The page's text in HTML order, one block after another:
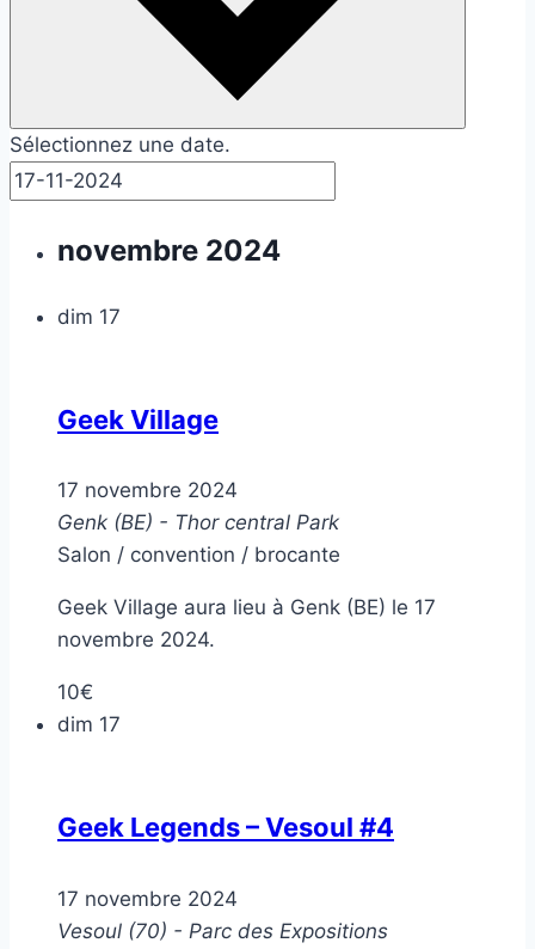
Sélectionnez une date.
novembre 2024
dim 17
Geek Village
17 novembre 2024
Genk (BE) - Thor central Park
Salon / convention / brocante
Geek Village aura lieu à Genk (BE) le 17
novembre 2024.
10€
dim 17
Geek Legends – Vesoul #4
17 novembre 2024
Vesoul (70) - Parc des Expositions